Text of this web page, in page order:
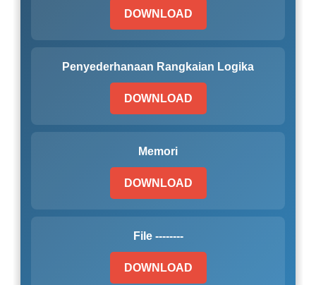
DOWNLOAD
Penyederhanaan Rangkaian Logika
DOWNLOAD
Memori
DOWNLOAD
File --------
DOWNLOAD